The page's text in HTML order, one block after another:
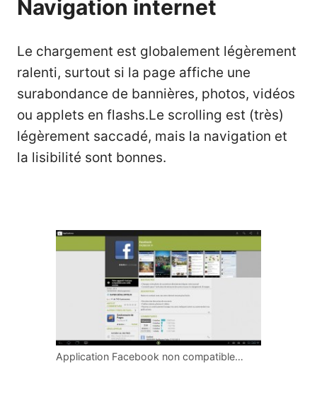
Navigation internet
Le chargement est globalement légèrement
ralenti, surtout si la page affiche une
surabondance de bannières, photos, vidéos
ou applets en flashs.Le scrolling est (très)
légèrement saccadé, mais la navigation et
la lisibilité sont bonnes.
Application Facebook non compatible…